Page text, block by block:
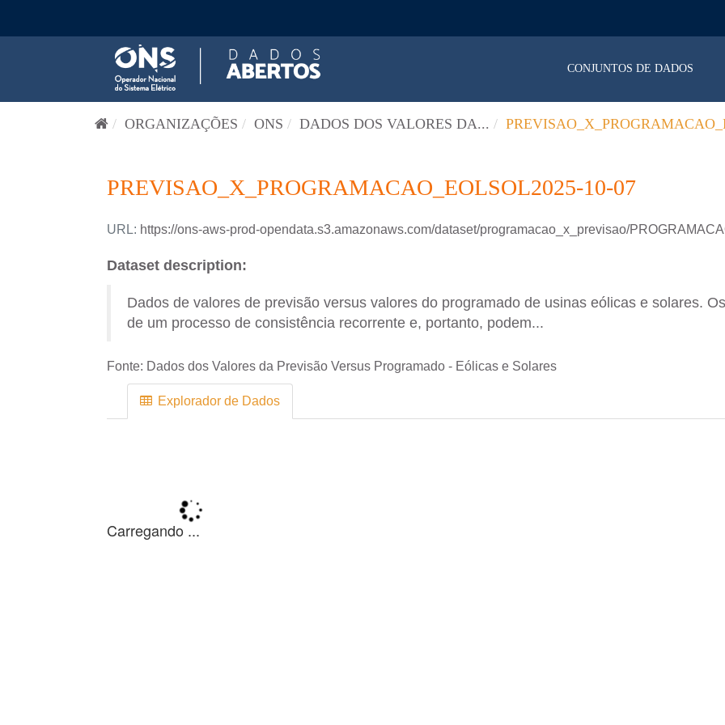
CONJUNTOS DE DADOS
ORGANIZAÇÕES ONS DADOS DOS VALORES DA...
PREVISAO_X_PROGRAMACAO_EOLSOL2025-10-07
URL: https://ons-aws-prod-opendata.s3.amazonaws.com/dataset/programacao_x_previsao/
Dataset description:
Dados de valores de previsão versus valores do programado de usinas eólicas e solares.
de um processo de consistência recorrente e, portanto, podem...
Fonte: Dados dos Valores da Previsão Versus Programado - Eólicas e Solares
Explorador de Dados